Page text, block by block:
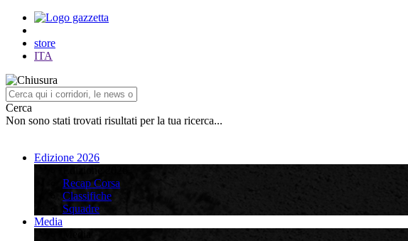
store
ITA
Cerca
Non sono stati trovati risultati per la tua ricerca...
Edizione 2026
Recap Corsa
Classifiche
Squadre
Media